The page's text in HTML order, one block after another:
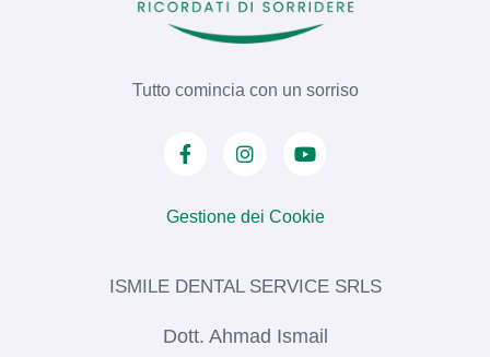
Tutto comincia con un sorriso
Gestione dei Cookie
ISMILE DENTAL SERVICE SRLS​
Dott. Ahmad Ismail